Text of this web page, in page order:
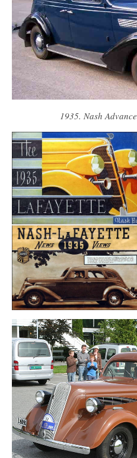
1935. Nash